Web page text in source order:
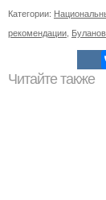
Категории:
рекомендации
Читайте также